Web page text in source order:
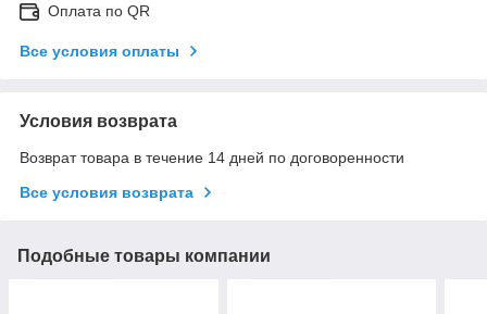
Оплата по QR
Все условия оплаты
Условия возврата
Возврат товара в течение 14 дней по договоренности
Все условия возврата
Подобные товары компании